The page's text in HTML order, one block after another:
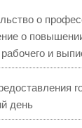
о
о
и
день